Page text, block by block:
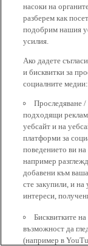
насоки на
разберем как
подобрим нашия
усилия.
Ако дадете
и бисквитки за
социалните медии:
Проследяване
подходящи
уебсайт и на
платформи за
поведението ви
например
добавени към
сте закупили, и
интереси,
Бисквитките
възможност да
(например в